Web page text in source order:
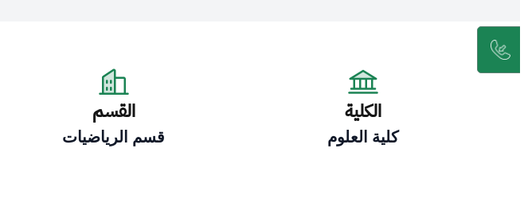
الكلية
كلية العلوم
القسم
قسم الرياضيات